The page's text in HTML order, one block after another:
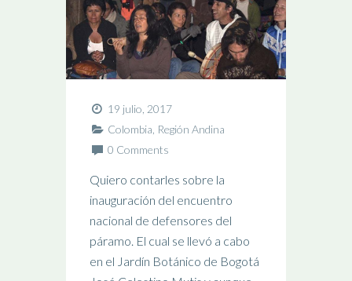
19 julio, 2017
Colombia Región Andina
0 Comments
Quiero contarles sobre la
inauguración del encuentro
nacional de defensores del
páramo. El cual se llevó a cabo
en el Jardín Botánico de Bogotá